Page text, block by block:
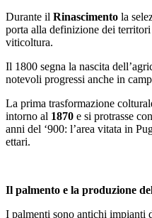
Durante il Rinascimento la
porta alla definizione dei
viticoltura.
Il 1800 segna la nascita
notevoli progressi anche in
La prima trasformazione
intorno al 1870 e si protrasse
anni del ‘900: l’area vitata in
ettari.
Il palmento e la produzione
I palmenti sono antichi impianti